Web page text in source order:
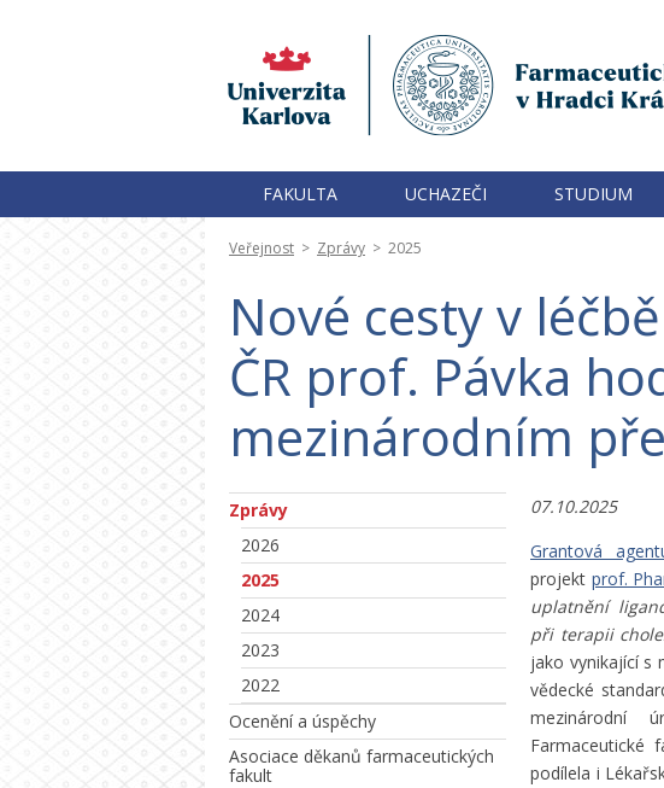
FAKULTA UCHAZEČI STUDIUM
Veřejnost > Zprávy > 2025
Nové cesty v
ČR prof. Pávka
mezinárodním
Zprávy
2026
2025
2024
2023
2022
Ocenění a úspěchy
Asociace děkanů farmaceutických
fakult
07.10.2025
Grantová
projekt prof.
uplatnění
při terapii
jako vynikající s
vědecké
mezinárodní
Farmaceutické
podílela i